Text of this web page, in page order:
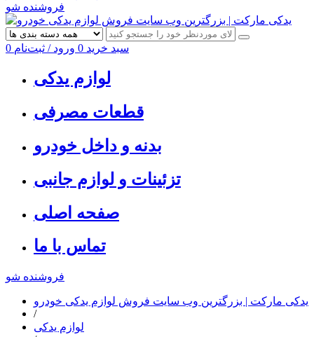
فروشنده شو
0 سبد خرید 0 ورود / ثبت‌نام
لوازم یدکی
قطعات مصرفی
بدنه و داخل خودرو
تزئینات و لوازم جانبی
صفحه اصلی
تماس با ما
فروشنده شو
یدکی مارکت | بزرگترین وب سایت فروش لوازم یدکی خودرو
/
لوازم یدکی